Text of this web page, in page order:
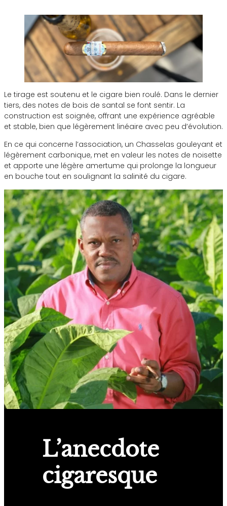
Le tirage est soutenu et le cigare bien roulé. Dans le dernier
tiers, des notes de bois de santal se font sentir. La
construction est soignée, offrant une expérience agréable
et stable, bien que légèrement linéaire avec peu d’évolution.
En ce qui concerne l’association, un Chasselas gouleyant et
légèrement carbonique, met en valeur les notes de noisette
et apporte une légère amertume qui prolonge la longueur
en bouche tout en soulignant la salinité du cigare.
L’anecdote
cigaresque